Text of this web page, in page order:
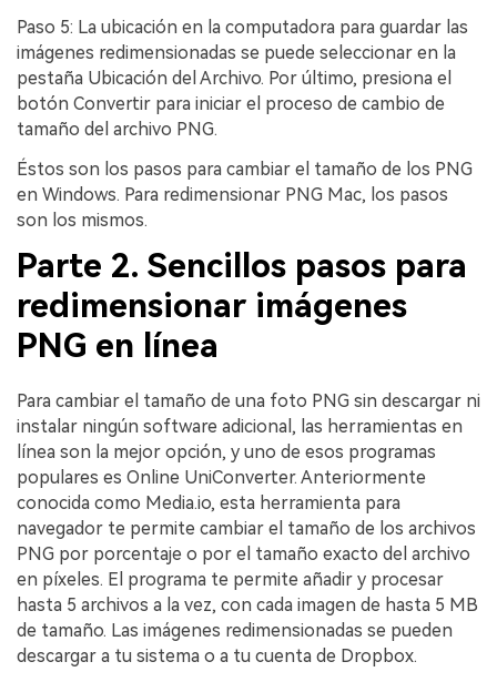
Paso 5: La ubicación en la computadora para guardar las
imágenes redimensionadas se puede seleccionar en la
pestaña Ubicación del Archivo. Por último, presiona el
botón Convertir para iniciar el proceso de cambio de
tamaño del archivo PNG.
Éstos son los pasos para cambiar el tamaño de los PNG
en Windows. Para redimensionar PNG Mac, los pasos
son los mismos.
Parte 2. Sencillos pasos para
redimensionar imágenes
PNG en línea
Para cambiar el tamaño de una foto PNG sin descargar ni
instalar ningún software adicional, las herramientas en
línea son la mejor opción, y uno de esos programas
populares es Online UniConverter. Anteriormente
conocida como Media.io, esta herramienta para
navegador te permite cambiar el tamaño de los archivos
PNG por porcentaje o por el tamaño exacto del archivo
en píxeles. El programa te permite añadir y procesar
hasta 5 archivos a la vez, con cada imagen de hasta 5 MB
de tamaño. Las imágenes redimensionadas se pueden
descargar a tu sistema o a tu cuenta de Dropbox.